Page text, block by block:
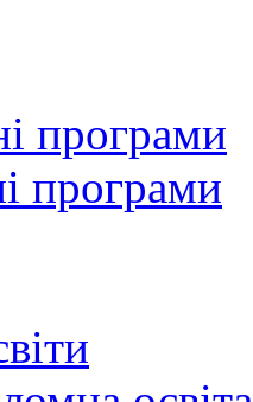
програми
програми